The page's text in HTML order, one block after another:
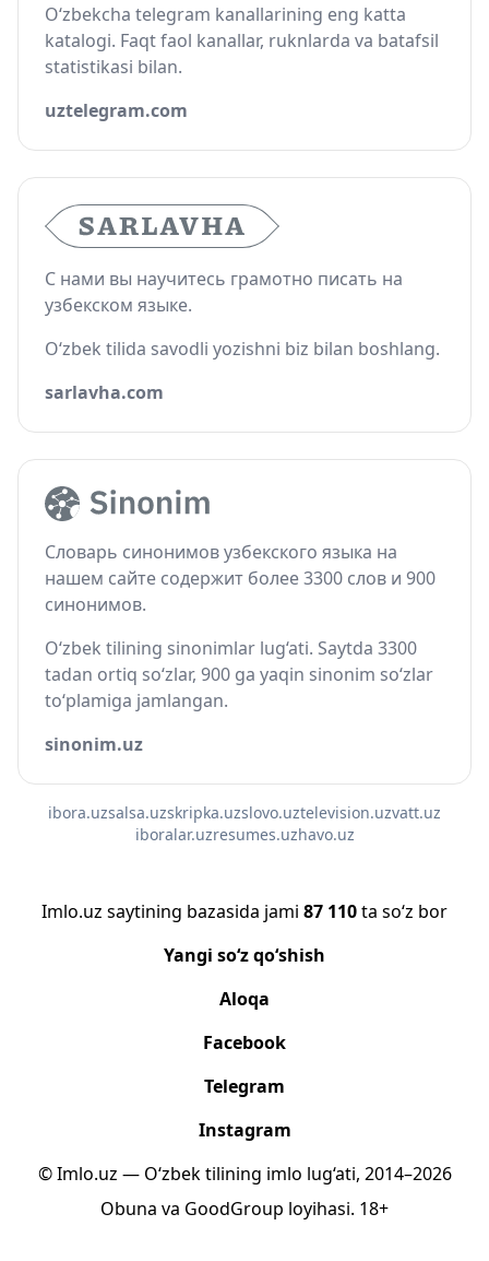
O‘zbekcha telegram kanallarining eng katta
katalogi. Faqt faol kanallar, ruknlarda va batafsil
statistikasi bilan.
uztelegram.com
С нами вы научитесь грамотно писать на
узбекском языке.
O‘zbek tilida savodli yozishni biz bilan boshlang.
sarlavha.com
Словарь синонимов узбекского языка на
нашем сайте содержит более 3300 слов и 900
синонимов.
O‘zbek tilining sinonimlar lug‘ati. Saytda 3300
tadan ortiq so‘zlar, 900 ga yaqin sinonim so‘zlar
to‘plamiga jamlangan.
sinonim.uz
ibora.uzsalsa.uzskripka.uzslovo.uztelevision.uzvatt.uz
iboralar.uzresumes.uzhavo.uz
Imlo.uz saytining bazasida jami 87 110ta so‘z bor
Yangi so‘z qo‘shish
Aloqa
Facebook
Telegram
Instagram
© Imlo.uz — O‘zbek tilining imlo lug‘ati, 2014–2026
Obuna va GoodGroup loyihasi. 18+